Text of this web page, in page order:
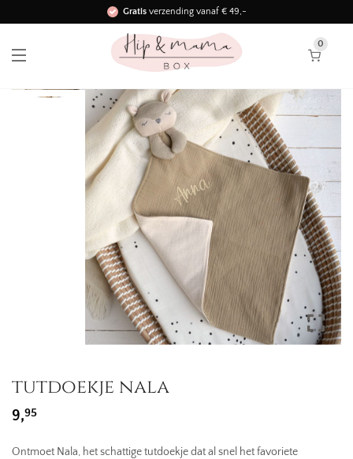
Gratisverzending vanaf € 49,-
Binnen 3 werkdagen in huis!
0
tutdoekje nala
9,95
Ontmoet Nala, het schattige tutdoekje dat al snel het favoriete